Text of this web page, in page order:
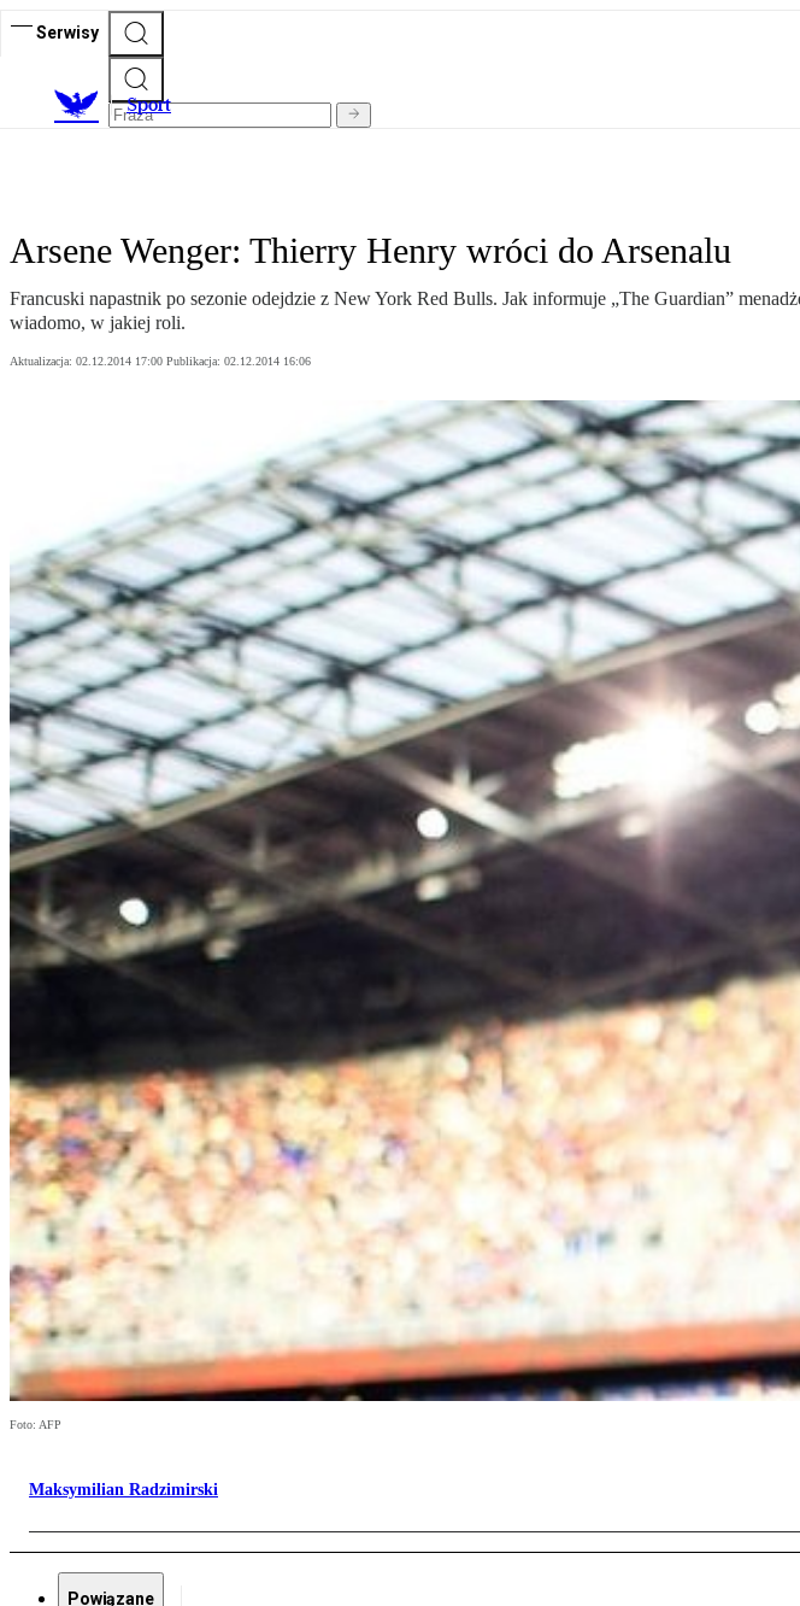
Serwisy
Sport
Arsene Wenger: Thierry Henry wróci do Arsenalu
Francuski napastnik po sezonie odejdzie z New York Red Bulls. Jak informuje „The Guardian”
wiadomo, w jakiej roli.
Aktualizacja: 02.12.2014 17:00 Publikacja: 02.12.2014 16:06
Foto: AFP
Maksymilian Radzimirski
Powiązane